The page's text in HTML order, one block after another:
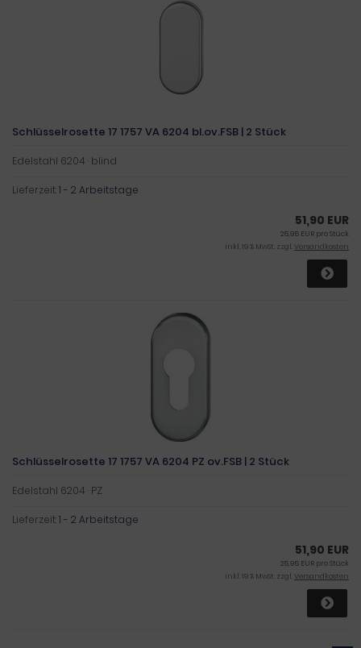
Schlüsselrosette 17 1757 VA 6204 bl.ov.FSB | 2 Stück
Edelstahl 6204 · blind
Lieferzeit:1 - 2 Arbeitstage
51,90 EUR
25,95 EUR pro Stück
inkl. 19 % MwSt. zzgl.Versandkosten
Schlüsselrosette 17 1757 VA 6204 PZ ov.FSB | 2 Stück
Edelstahl 6204 · PZ
Lieferzeit:1 - 2 Arbeitstage
51,90 EUR
25,95 EUR pro Stück
inkl. 19 % MwSt. zzgl.Versandkosten